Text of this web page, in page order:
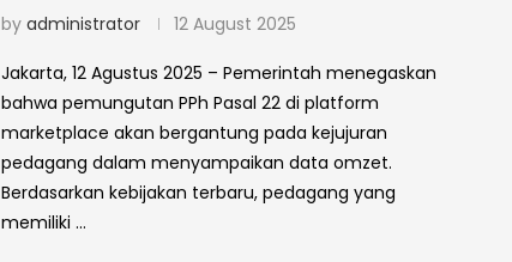
by administrator 12 August 2025
Jakarta, 12 Agustus 2025 – Pemerintah menegaskan
bahwa pemungutan PPh Pasal 22 di platform
marketplace akan bergantung pada kejujuran
pedagang dalam menyampaikan data omzet.
Berdasarkan kebijakan terbaru, pedagang yang
memiliki …